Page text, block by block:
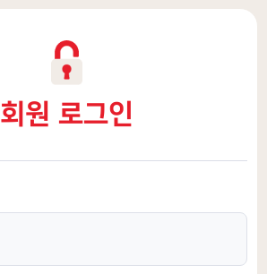
회원 로그인